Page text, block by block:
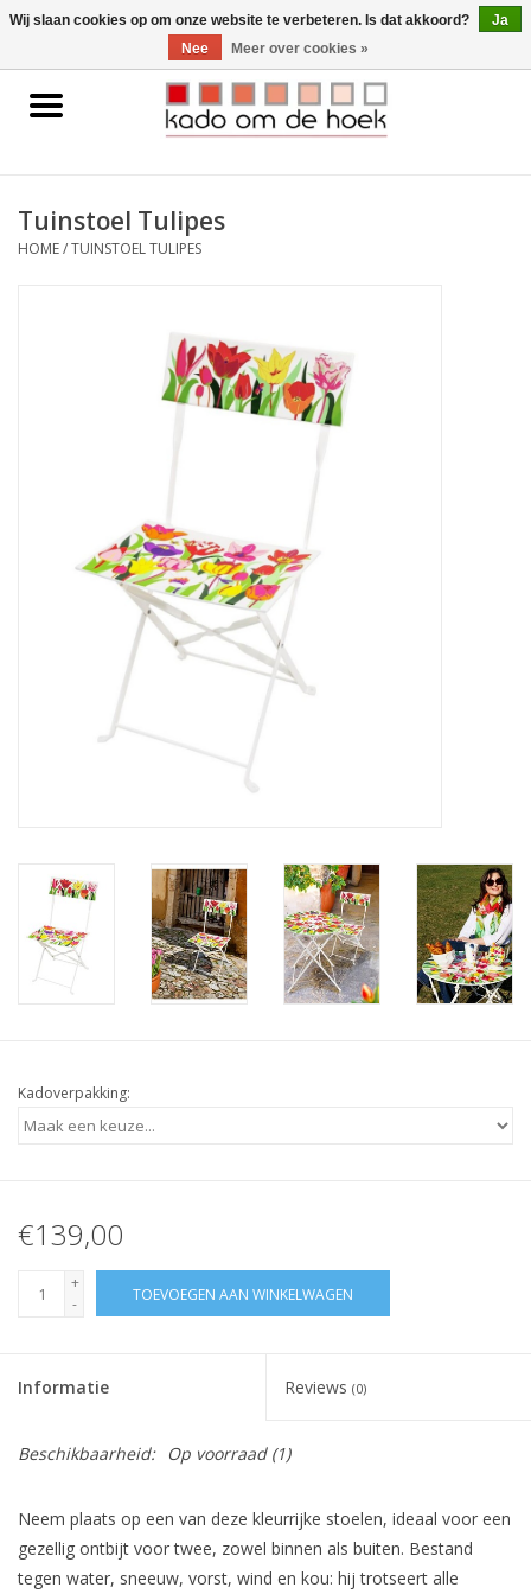
0 Artikelen - €0,00
Home
Gadgets
Tuinstoel Tulipes
HOME/TUINSTOEL TULIPES
Kadoverpakking:
€139,00
+
-
TOEVOEGEN AAN WINKELWAGEN
Informatie Reviews (0)
Beschikbaarheid: Op voorraad(1)
Neem plaats op een van deze kleurrijke stoelen, ideaal voor een
gezellig ontbijt voor twee, zowel binnen als buiten. Bestand
tegen water, sneeuw, vorst, wind en kou: hij trotseert alle
Wij slaan cookies op om onze website te verbeteren. Is dat akkoord?
Ja
Nee
Meer over cookies »